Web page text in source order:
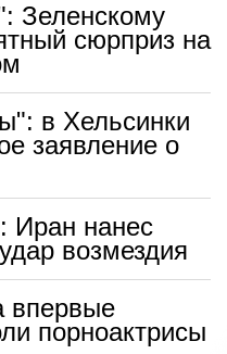
Зеленскому
сюрприз на
в Хельсинки
заявление о
Иран нанес
возмездия
впервые
порноактрисы